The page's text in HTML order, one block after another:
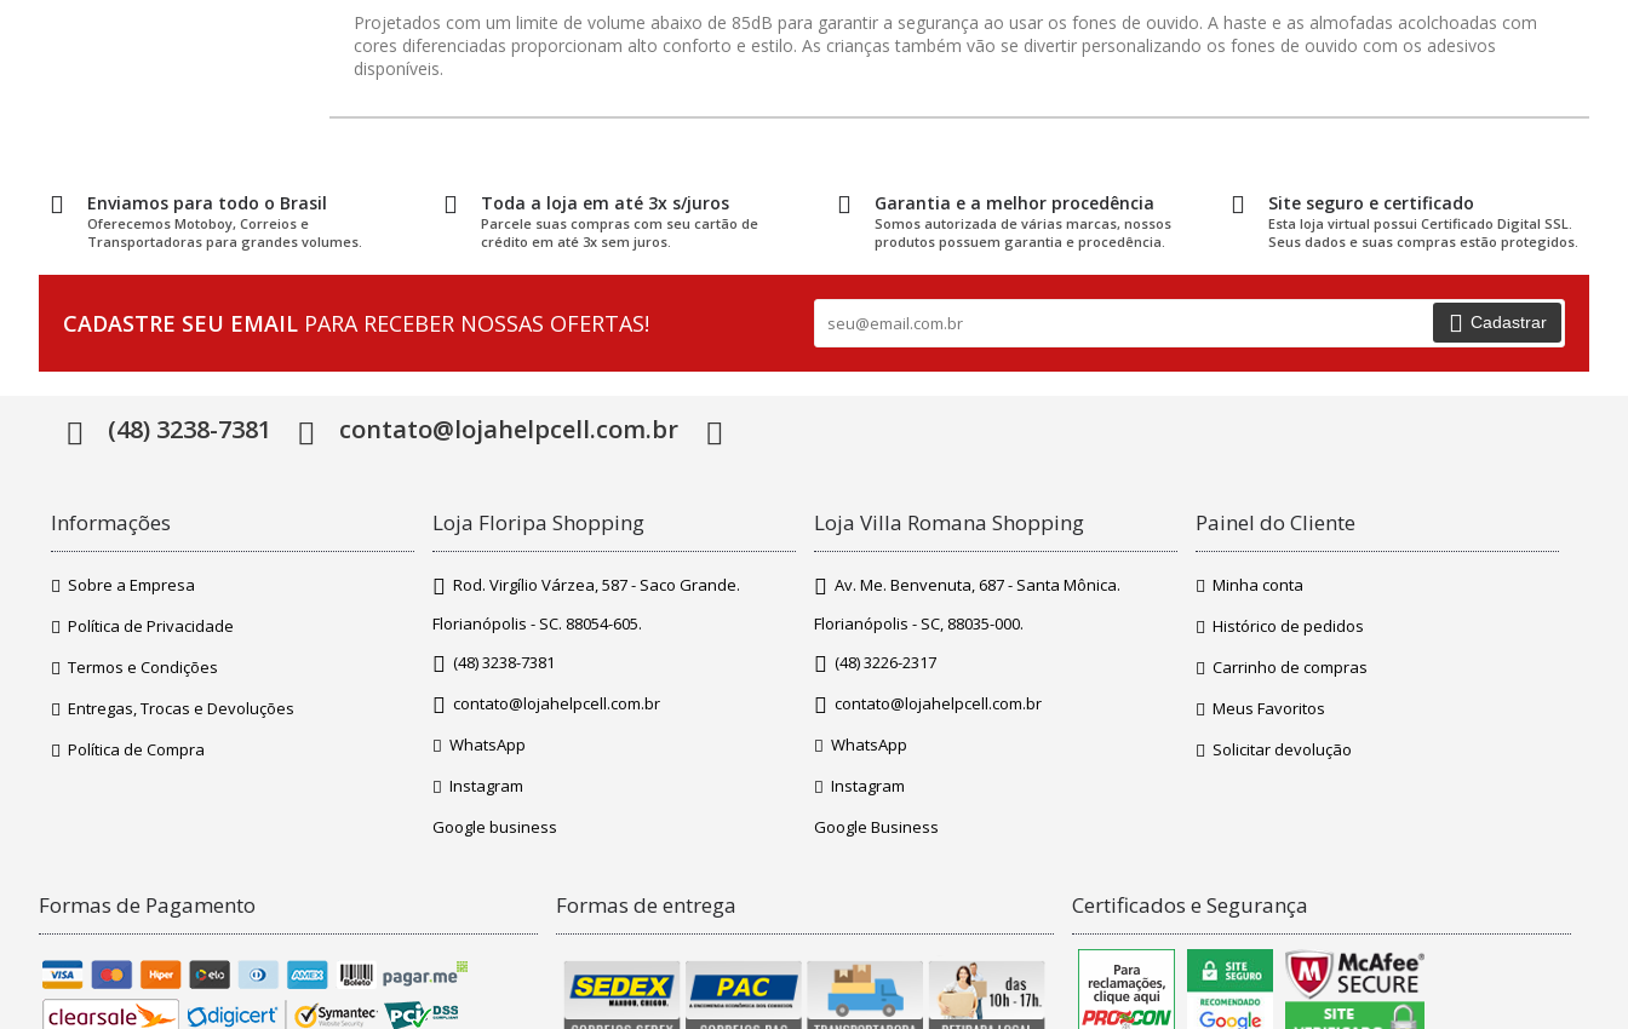
Projetados com um limite de volume abaixo de 85dB para garantir a segurança ao usar os fones de ouvido. A haste e as almofadas acolchoadas com
cores diferenciadas proporcionam alto conforto e estilo. As crianças também vão se divertir personalizando os fones de ouvido com os adesivos
disponíveis.
Enviamos para todo o Brasil
Oferecemos Motoboy, Correios e
Transportadoras para grandes volumes.
Toda a loja em até 3x s/juros
Parcele suas compras com seu cartão de
crédito em até 3x sem juros.
Garantia e a melhor procedência
Somos autorizada de várias marcas, nossos
produtos possuem garantia e procedência.
Site seguro e certificado
Esta loja virtual possui Certificado Digital SSL.
Seus dados e suas compras estão protegidos.
CADASTRE SEU EMAIL PARA RECEBER NOSSAS OFERTAS! Cadastrar
(48) 3238-7381 contato@lojahelpcell.com.br
Informações
Sobre a Empresa
Política de Privacidade
Termos e Condições
Entregas, Trocas e Devoluções
Política de Compra
Loja Floripa Shopping
Rod. Virgílio Várzea, 587 - Saco Grande.
Florianópolis - SC. 88054-605.
(48) 3238-7381
contato@lojahelpcell.com.br
WhatsApp
Instagram
Google business
Loja Villa Romana Shopping
Av. Me. Benvenuta, 687 - Santa Mônica.
Florianópolis - SC, 88035-000.
(48) 3226-2317
contato@lojahelpcell.com.br
WhatsApp
Instagram
Google Business
Painel do Cliente
Minha conta
Histórico de pedidos
Carrinho de compras
Meus Favoritos
Solicitar devolução
Formas de Pagamento Formas de entrega Certificados e Segurança